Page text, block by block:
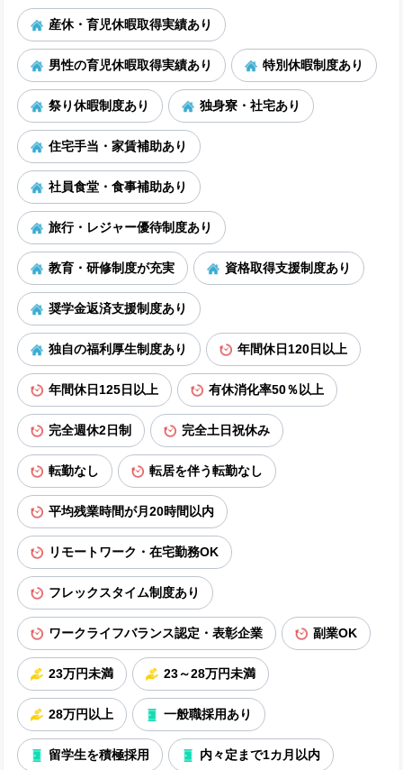
産休・育児休暇取得実績あり
男性の育児休暇取得実績あり 特別休暇制度あり
祭り休暇制度あり 独身寮・社宅あり
住宅手当・家賃補助あり
社員食堂・食事補助あり
旅行・レジャー優待制度あり
教育・研修制度が充実 資格取得支援制度あり
奨学金返済支援制度あり
独自の福利厚生制度あり 年間休日120日以上
年間休日125日以上 有休消化率50％以上
完全週休2日制 完全土日祝休み
転勤なし 転居を伴う転勤なし
平均残業時間が月20時間以内
リモートワーク・在宅勤務OK
フレックスタイム制度あり
ワークライフバランス認定・表彰企業 副業OK
23万円未満 23～28万円未満
28万円以上 一般職採用あり
留学生を積極採用 内々定まで1カ月以内